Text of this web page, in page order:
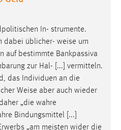
In- strumente.
dabei üblicher- weise um
auf bestimmte Bankpassiva
zur Hal- [...] vermitteln.
das Individuen an die
Weise aber auch wieder
„die wahre
Bindungsmittel [...]
„am meisten wider die